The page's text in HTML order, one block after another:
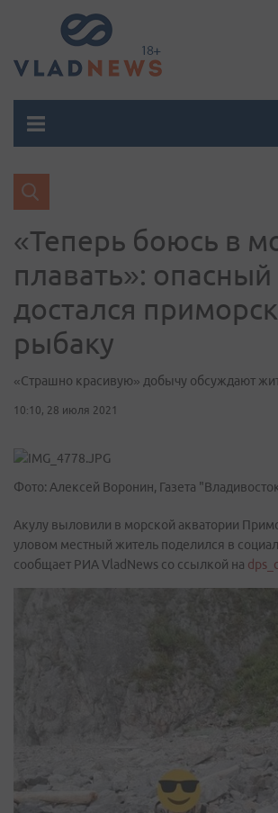
«Теперь боюсь в
плавать»: опасный
достался
рыбаку
«Страшно красивую» добычу обсуждают
10:10, 28 июля 2021
Фото: Алексей Воронин, Газета
Акулу выловили в морской акватории
уловом местный житель поделился в
сообщает РИА VladNews со ссылкой на